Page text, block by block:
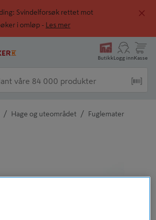
Svindelforsøk rettet mot
i omløp -
Les mer
ButikkLogg innKasse
/ Hage og uteområdet / Fuglemater